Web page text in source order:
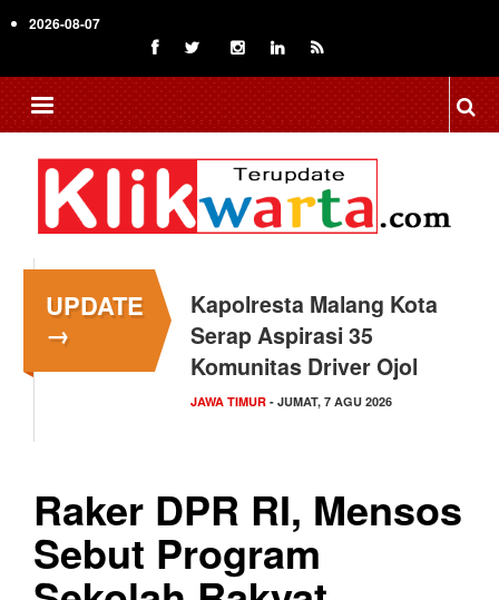
to
content
2026-08-07
UPDATE
→
Kapolresta Malang Kota
Serap Aspirasi 35
Komunitas Driver Ojol
JAWA TIMUR - JUMAT, 7 AGU 2026
Raker DPR RI, Mensos
Sebut Program